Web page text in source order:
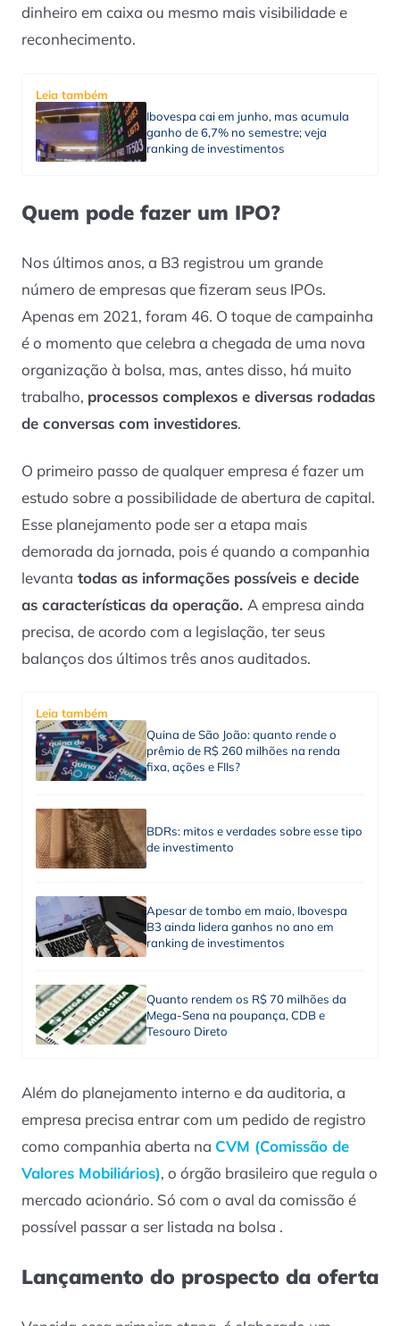
dinheiro em caixa ou mesmo mais visibilidade e
reconhecimento.
Leia também
Ibovespa cai em junho, mas acumula
ganho de 6,7% no semestre; veja
ranking de investimentos
Quem pode fazer um IPO?
Nos últimos anos, a B3 registrou um grande
número de empresas que fizeram seus IPOs.
Apenas em 2021, foram 46. O toque de campainha
é o momento que celebra a chegada de uma nova
organização à bolsa, mas, antes disso, há muito
trabalho, processos complexos e diversas rodadas
de conversas com investidores.
O primeiro passo de qualquer empresa é fazer um
estudo sobre a possibilidade de abertura de capital.
Esse planejamento pode ser a etapa mais
demorada da jornada, pois é quando a companhia
levanta todas as informações possíveis e decide
as características da operação. A empresa ainda
precisa, de acordo com a legislação, ter seus
balanços dos últimos três anos auditados.
Leia também
Quina de São João: quanto rende o
prêmio de R$ 260 milhões na renda
fixa, ações e FIIs?
BDRs: mitos e verdades sobre esse tipo
de investimento
Apesar de tombo em maio, Ibovespa
B3 ainda lidera ganhos no ano em
ranking de investimentos
Quanto rendem os R$ 70 milhões da
Mega-Sena na poupança, CDB e
Tesouro Direto
Além do planejamento interno e da auditoria, a
empresa precisa entrar com um pedido de registro
como companhia aberta na CVM (Comissão de
Valores Mobiliários), o órgão brasileiro que regula o
mercado acionário. Só com o aval da comissão é
possível passar a ser listada na bolsa .
Lançamento do prospecto da oferta